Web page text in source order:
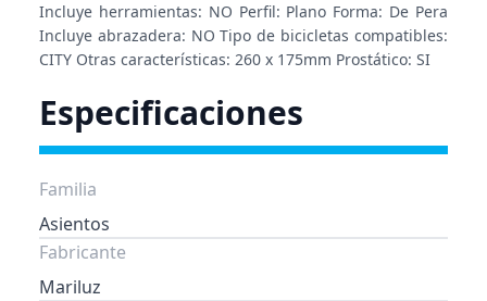
Incluye herramientas: NO Perfil: Plano Forma: De Pera
Incluye abrazadera: NO Tipo de bicicletas compatibles:
CITY Otras características: 260 x 175mm Prostático: SI
Especificaciones
Familia
Asientos
Fabricante
Mariluz